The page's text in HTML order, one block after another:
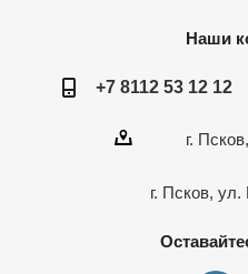
Наши
+7 8112 53 12 12
г.
г. Псков,